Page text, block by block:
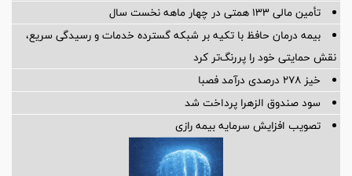
تأمین مالی 133 همتی در چهار ماهه نخست سال
بیمه درمان حافظ با تکیه بر شبکه گسترده خدمات و رسیدگی سریع،
نقش حمایتی خود را پررنگ‌تر کرد
خیز ۲۷۸ درصدی درآمد فصبا
سود صندوق الزهرا پرداخت شد
تصویب افزایش سرمایه بیمه رازی